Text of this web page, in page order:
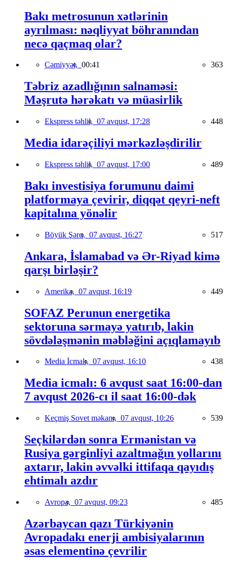
Bakı metrosunun xətlərinin
ayrılması: nəqliyyat böhranından
necə qaçmaq olar?
Cəmiyyət, 00:41 363
Təbriz azadlığının salnaməsi:
Məşrutə hərəkatı və müasirlik
Ekspress təhlil, 07 avqust, 17:28 448
Media idarəçiliyi mərkəzləşdirilir
Ekspress təhlil, 07 avqust, 17:00 489
Bakı investisiya forumunu daimi
platformaya çevirir, diqqət qeyri-neft
kapitalına yönəlir
Böyük Şərq, 07 avqust, 16:27 517
Ankara, İslamabad və Ər-Riyad kimə
qarşı birləşir?
Amerika, 07 avqust, 16:19 449
SOFAZ Perunun energetika
sektoruna sərmayə yatırıb, lakin
sövdələşmənin məbləğini açıqlamayıb
Media İcmalı, 07 avqust, 16:10 438
Media icmalı: 6 avqust saat 16:00-dan
7 avqust 2026-cı il saat 16:00-dək
Keçmiş Sovet məkanı, 07 avqust, 10:26 539
Seçkilərdən sonra Ermənistan və
Rusiya gərginliyi azaltmağın yollarını
axtarır, lakin əvvəlki ittifaqa qayıdış
ehtimalı azdır
Avropa, 07 avqust, 09:23 485
Azərbaycan qazı Türkiyənin
Avropadakı enerji ambisiyalarının
əsas elementinə çevrilir